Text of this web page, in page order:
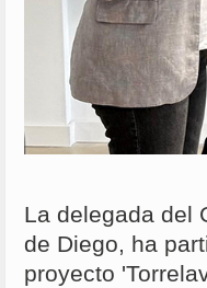
La delegada del
de Diego, ha
proyecto